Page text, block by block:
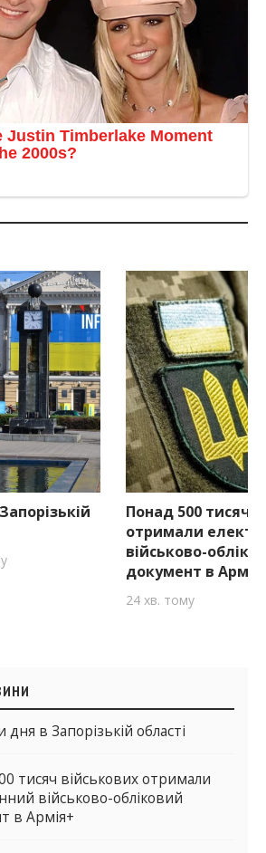
Понад 500 тисяч
отримали
військово-
документ в
24 хв. тому
дня в Запорізькій області
тисяч військових отримали
військово-обліковий
в Армія+